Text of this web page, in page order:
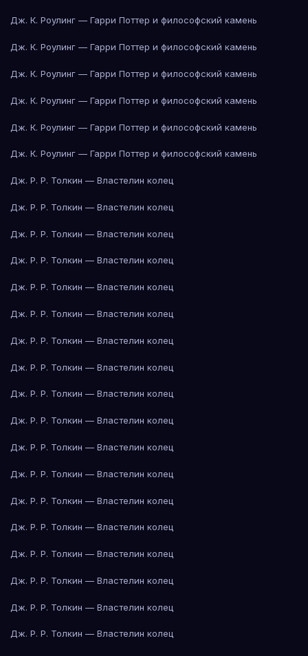
Дж. К. Роулинг — Гарри Поттер и философский камень
Дж. К. Роулинг — Гарри Поттер и философский камень
Дж. К. Роулинг — Гарри Поттер и философский камень
Дж. К. Роулинг — Гарри Поттер и философский камень
Дж. К. Роулинг — Гарри Поттер и философский камень
Дж. К. Роулинг — Гарри Поттер и философский камень
Дж. Р. Р. Толкин — Властелин колец
Дж. Р. Р. Толкин — Властелин колец
Дж. Р. Р. Толкин — Властелин колец
Дж. Р. Р. Толкин — Властелин колец
Дж. Р. Р. Толкин — Властелин колец
Дж. Р. Р. Толкин — Властелин колец
Дж. Р. Р. Толкин — Властелин колец
Дж. Р. Р. Толкин — Властелин колец
Дж. Р. Р. Толкин — Властелин колец
Дж. Р. Р. Толкин — Властелин колец
Дж. Р. Р. Толкин — Властелин колец
Дж. Р. Р. Толкин — Властелин колец
Дж. Р. Р. Толкин — Властелин колец
Дж. Р. Р. Толкин — Властелин колец
Дж. Р. Р. Толкин — Властелин колец
Дж. Р. Р. Толкин — Властелин колец
Дж. Р. Р. Толкин — Властелин колец
Дж. Р. Р. Толкин — Властелин колец